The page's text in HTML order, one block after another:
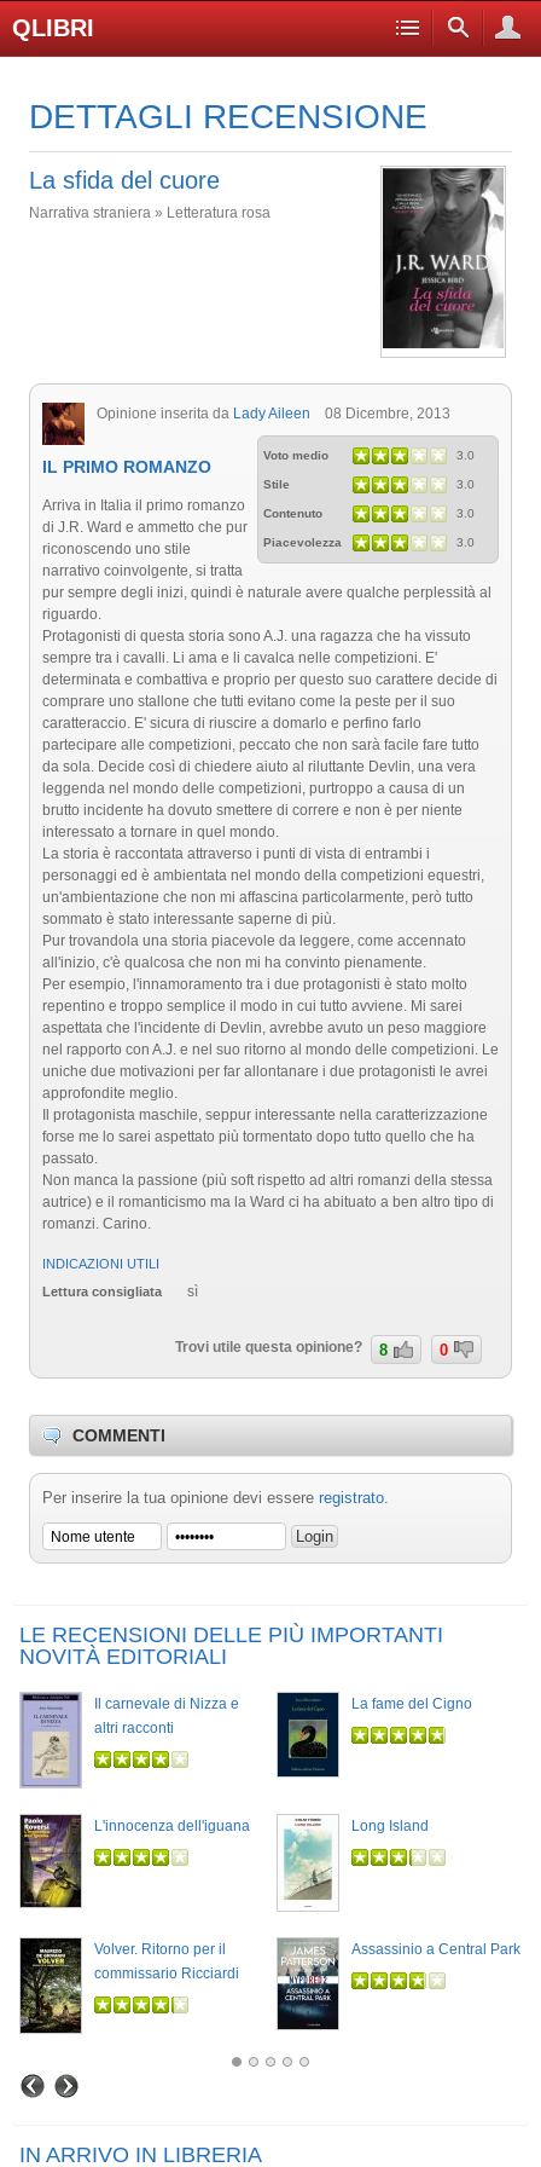
QLIBRI
DETTAGLI RECENSIONE
La sfida del cuore
Narrativa straniera » Letteratura rosa
Opinione inserita da Lady Aileen 08 Dicembre, 2013
Voto medio 3.0
Stile 3.0
Contenuto 3.0
Piacevolezza 3.0
IL PRIMO ROMANZO
Arriva in Italia il primo romanzo
di J.R. Ward e ammetto che pur
riconoscendo uno stile
narrativo coinvolgente, si tratta
pur sempre degli inizi, quindi è naturale avere qualche perplessità al
riguardo.
Protagonisti di questa storia sono A.J. una ragazza che ha vissuto
sempre tra i cavalli. Li ama e li cavalca nelle competizioni. E'
determinata e combattiva e proprio per questo suo carattere decide di
comprare uno stallone che tutti evitano come la peste per il suo
caratteraccio. E' sicura di riuscire a domarlo e perfino farlo
partecipare alle competizioni, peccato che non sarà facile fare tutto
da sola. Decide così di chiedere aiuto al riluttante Devlin, una vera
leggenda nel mondo delle competizioni, purtroppo a causa di un
brutto incidente ha dovuto smettere di correre e non è per niente
interessato a tornare in quel mondo.
La storia è raccontata attraverso i punti di vista di entrambi i
personaggi ed è ambientata nel mondo della competizioni equestri,
un'ambientazione che non mi affascina particolarmente, però tutto
sommato è stato interessante saperne di più.
Pur trovandola una storia piacevole da leggere, come accennato
all'inizio, c'è qualcosa che non mi ha convinto pienamente.
Per esempio, l'innamoramento tra i due protagonisti è stato molto
repentino e troppo semplice il modo in cui tutto avviene. Mi sarei
aspettata che l'incidente di Devlin, avrebbe avuto un peso maggiore
nel rapporto con A.J. e nel suo ritorno al mondo delle competizioni. Le
uniche due motivazioni per far allontanare i due protagonisti le avrei
approfondite meglio.
Il protagonista maschile, seppur interessante nella caratterizzazione
forse me lo sarei aspettato più tormentato dopo tutto quello che ha
passato.
Non manca la passione (più soft rispetto ad altri romanzi della stessa
autrice) e il romanticismo ma la Ward ci ha abituato a ben altro tipo di
romanzi. Carino.
INDICAZIONI UTILI
Lettura consigliata
sì
Trovi utile questa opinione? 8 0
COMMENTI
Per inserire la tua opinione devi essere registrato.
LE RECENSIONI DELLE PIÙ IMPORTANTI
NOVITÀ EDITORIALI
Il carnevale di Nizza e
altri racconti
La fame del Cigno
L'innocenza dell'iguana Long Island
Volver. Ritorno per il
commissario Ricciardi
Assassinio a Central Park
IN ARRIVO IN LIBRERIA